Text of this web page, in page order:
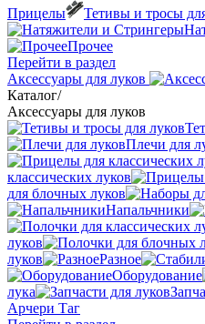
Прицелы
Тетивы и тросы
Прочее
Перейти в раздел
Аксессуары для луков
Каталог/
Аксессуары для луков
Плечи для
классических луков
для блочных луков
Напальчники
луков
луков
Разное
Оборудование
лука
Арчери Таг